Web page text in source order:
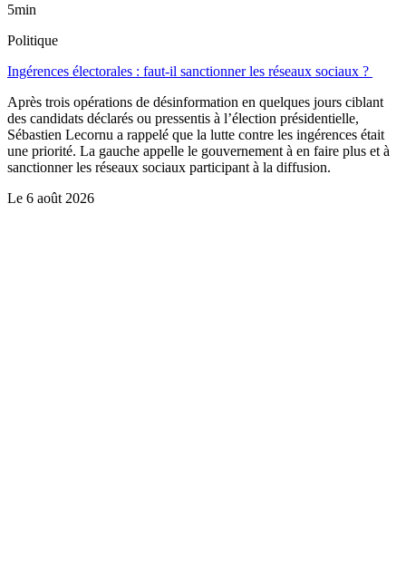
5min
Politique
Ingérences électorales : faut-il sanctionner les réseaux sociaux ?
Après trois opérations de désinformation en quelques jours ciblant
des candidats déclarés ou pressentis à l’élection présidentielle,
Sébastien Lecornu a rappelé que la lutte contre les ingérences était
une priorité. La gauche appelle le gouvernement à en faire plus et à
sanctionner les réseaux sociaux participant à la diffusion.
Le 6 août 2026